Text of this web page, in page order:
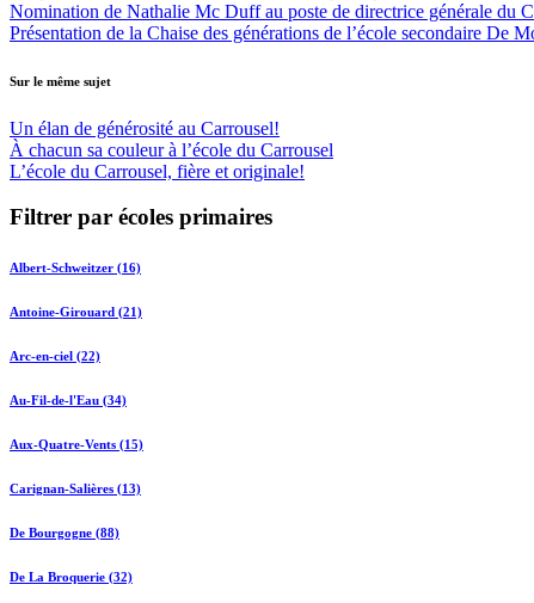
Nomination de Nathalie Mc Duff au poste de directrice générale du
Présentation de la Chaise des générations de l’école secondaire De
Sur le même sujet
Un élan de générosité au Carrousel!
À chacun sa couleur à l’école du Carrousel
L’école du Carrousel, fière et originale!
Filtrer par écoles primaires
Albert-Schweitzer (16)
Antoine-Girouard (21)
Arc-en-ciel (22)
Au-Fil-de-l'Eau (34)
Aux-Quatre-Vents (15)
Carignan-Salières (13)
De Bourgogne (88)
De La Broquerie (32)